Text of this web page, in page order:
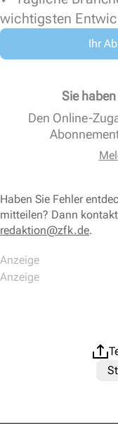
wichtigsten
Ihr
Sie
Den Online-
Haben Sie Fehler
mitteilen? Dann
redaktion@zfk.de.